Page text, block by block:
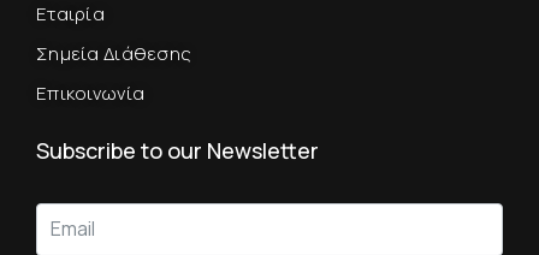
Εταιρία
Σημεία Διάθεσης
Επικοινωνία
Subscribe to our Newsletter